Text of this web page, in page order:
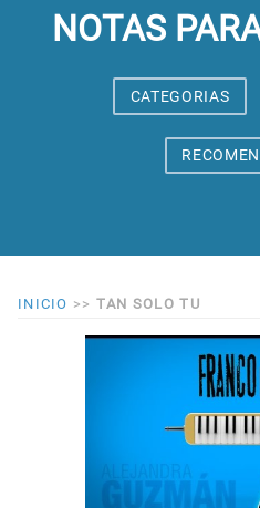
NOTAS
CATEGORIAS
INICIO >> TAN SOLO TU